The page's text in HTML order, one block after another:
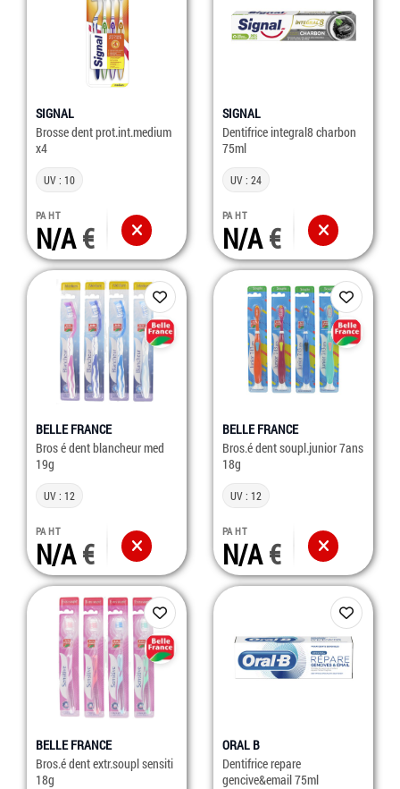
SIGNAL
Brosse dent prot.int.medium
x4
UV : 10
PA HT
N/A
SIGNAL
Dentifrice integral8 charbon
75ml
UV : 24
PA HT
N/A
BELLE FRANCE
Bros é dent blancheur med
19g
UV : 12
PA HT
N/A
BELLE FRANCE
Bros.é dent soupl.junior 7ans
18g
UV : 12
PA HT
N/A
BELLE FRANCE
Bros.é dent extr.soupl sensiti
18g
ORAL B
Dentifrice repare
gencive&email 75ml